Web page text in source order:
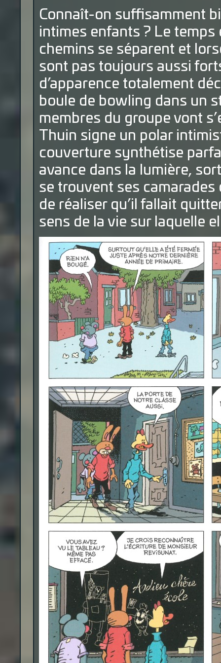
Connaît-on suffisamment
intimes enfants ? Le
chemins se séparent et
sont pas toujours aussi
d’apparence totalement
boule de bowling dans un
membres du groupe vont
Thuin signe un polar
couverture synthétise
avance dans la lumière,
se trouvent ses camarades
de réaliser qu’il fallait
sens de la vie sur laquelle